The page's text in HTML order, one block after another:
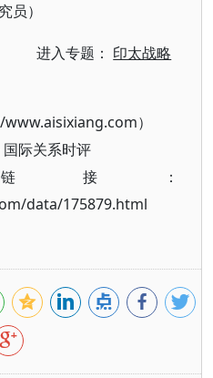
员）
进入专题： 印太战略
）
国际关系时评
接：
data/175879.html